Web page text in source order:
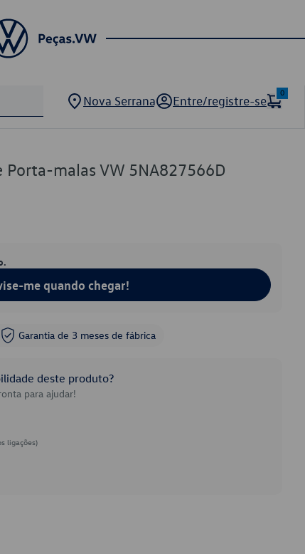
Nova Serrana Entre/registre-se
0
Porta-malas VW 5NA827566D
me quando chegar!
Garantia de 3 meses de fábrica
deste produto?
para ajudar!
ligações)